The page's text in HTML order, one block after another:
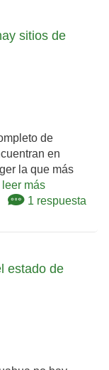
sitios de
de
en
la que más
leer más
1 respuesta
estado de